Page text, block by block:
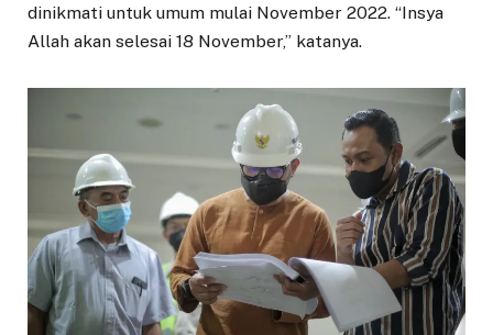
dinikmati untuk umum mulai November 2022. “Insya
Allah akan selesai 18 November,” katanya.